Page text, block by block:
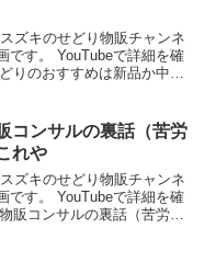
ズキのせどり物販チャンネ
です。 YouTubeで詳細を確
りのおすすめは新品か中古
コンサルの裏話（苦労
れや
ズキのせどり物販チャンネ
です。 YouTubeで詳細を確
販コンサルの裏話（苦労話